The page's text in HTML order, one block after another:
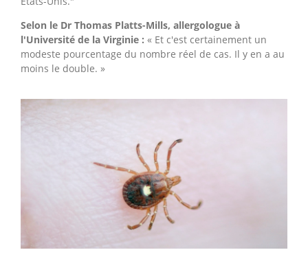
Selon le Dr Thomas Platts-Mills, allergologue à
l'Université de la Virginie : « Et c'est certainement un
modeste pourcentage du nombre réel de cas. Il y en a au
moins le double. »